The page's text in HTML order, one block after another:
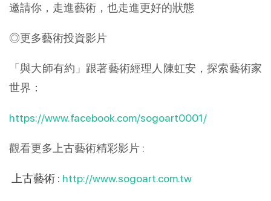
邀請你，走進藝術，也走進更好的狀態
◎更多藝術投資影片
「與大師有約」跟著藝術經理人陳虹安，探索藝術家
世界：
https://www.facebook.com/sogoart0001/
觀看更多上古藝術精彩影片 :
上古藝術 : http://www.sogoart.com.tw